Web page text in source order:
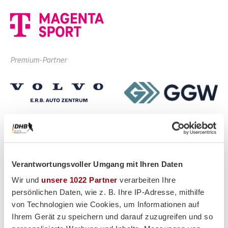
Verantwortungsvoller Umgang mit Ihren Daten
Wir und unsere 1022 Partner verarbeiten Ihre
persönlichen Daten, wie z. B. Ihre IP-Adresse, mithilfe
von Technologien wie Cookies, um Informationen auf
Ihrem Gerät zu speichern und darauf zuzugreifen und so
Premium-Partner